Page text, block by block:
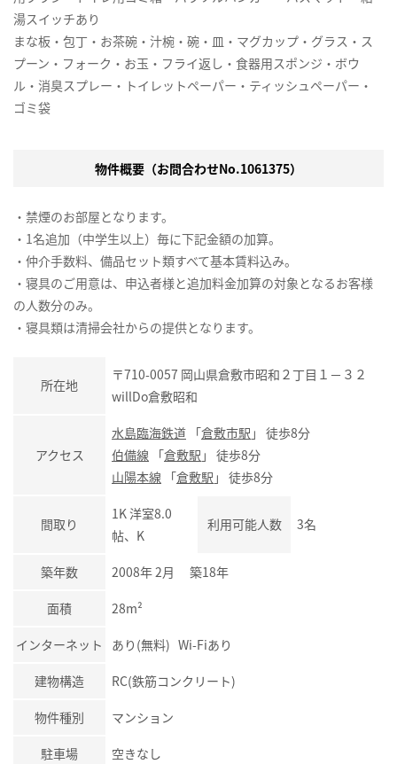
湯スイッチあり
まな板・包丁・お茶碗・汁椀・碗・皿・マグカップ・グラス・ス
プーン・フォーク・お玉・フライ返し・食器用スポンジ・ボウ
ル・消臭スプレー・トイレットペーパー・ティッシュペーパー・
ゴミ袋
物件概要（お問合わせNo.1061375）
・禁煙のお部屋となります。
・1名追加（中学生以上）毎に下記金額の加算。
・仲介手数料、備品セット類すべて基本賃料込み。
・寝具のご用意は、申込者様と追加料金加算の対象となるお客様
の人数分のみ。
・寝具類は清掃会社からの提供となります。
所在地
〒710-0057 岡山県倉敷市昭和２丁目１－３２
willDo倉敷昭和
アクセス
水島臨海鉄道 「倉敷市駅 」 徒歩8分
伯備線 「倉敷駅 」 徒歩8分
山陽本線 「倉敷駅 」 徒歩8分
間取り
1K 洋室8.0
帖、K
利用可能人数 3名
築年数 2008年 2月 築18年
面積 28m²
インターネット あり(無料) Wi-Fiあり
建物構造 RC(鉄筋コンクリート)
物件種別 マンション
駐車場 空きなし